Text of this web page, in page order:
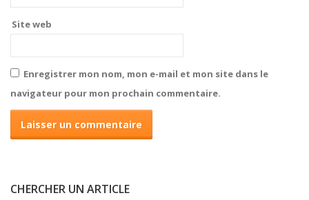
Site web
Enregistrer mon nom, mon e-mail et mon site dans le
navigateur pour mon prochain commentaire.
CHERCHER UN ARTICLE